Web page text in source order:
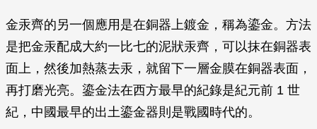
金汞齊的另一個應用是在銅器上鍍金，稱為鎏金。方法
是把金汞配成大約一比七的泥狀汞齊，可以抹在銅器表
面上，然後加熱蒸去汞，就留下一層金膜在銅器表面，
再打磨光亮。鎏金法在西方最早的紀錄是紀元前 1 世
紀，中國最早的出土鎏金器則是戰國時代的。